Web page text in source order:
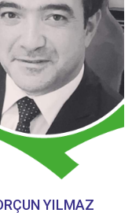
YILMAZ